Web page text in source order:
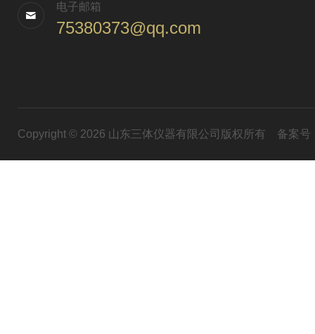
电子邮箱
75380373@qq.com
Copyright © 2026 山东三体仪器有限公司版权所有 备案号